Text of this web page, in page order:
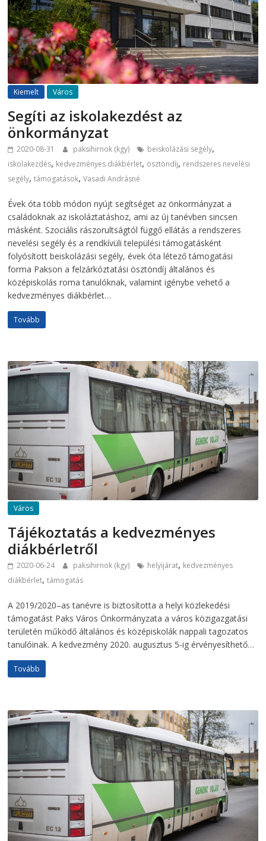
Kiemelt Város
Segíti az iskolakezdést az
önkormányzat
2020-08-31 paksihirnok (kgy) beiskolázási segély,
iskolakezdés, kedvezményes diákbérlet, ösztöndíj, rendszeres nevelési
segély,támogatások,Vasadi Andrásné
Évek óta több módon nyújt segítséget az önkormányzat a
családoknak az iskoláztatáshoz, ami az új tanévben sincsen
másként. Szociális rászorultságtól függő ellátás a rendszeres
nevelési segély és a rendkívüli települési támogatásként
folyósított beiskolázási segély, évek óta létező támogatási
forma Pakson a felzárkóztatási ösztöndíj általános és
középiskolás roma tanulóknak, valamint igénybe vehető a
kedvezményes diákbérlet…
Tovább
Város
Tájékoztatás a kedvezményes
diákbérletről
2020-06-24 paksihirnok (kgy) helyijárat, kedvezményes
diákbérlet,támogatás
A 2019/2020–as tanévre is biztosította a helyi közlekedési
támogatást Paks Város Önkormányzata a város közigazgatási
területén működő általános és középiskolák nappali tagozatos
tanulóinak. A kedvezmény 2020. augusztus 5-ig érvényesíthető…
Tovább